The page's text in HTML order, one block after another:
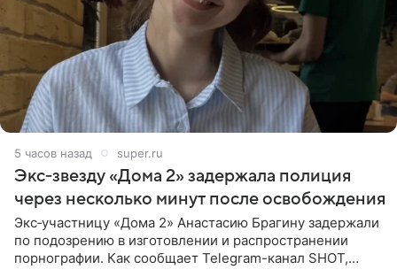
5 часов назад super.ru
Экс‑звезду «Дома 2» задержала полиция
через несколько минут после освобождения
Экс‑участницу «Дома 2» Анастасию Брагину задержали
по подозрению в изготовлении и распространении
порнографии. Как сообщает Telegram-канал SHOT,